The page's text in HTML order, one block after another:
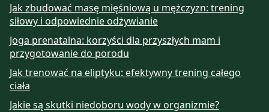
Jak zbudować masę mięśniową u mężczyzn: trening
siłowy i odpowiednie odżywianie
Joga prenatalna: korzyści dla przyszłych mam i
przygotowanie do porodu
Jak trenować na eliptyku: efektywny trening całego
ciała
Jakie są skutki niedoboru wody w organizmie?